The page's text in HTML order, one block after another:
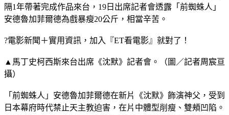
隔1年帶著完成作品來台，19日出席記者會透露「前蜘蛛人」
安德魯加菲爾德為戲暴瘦20公斤，相當辛苦。
?電影新聞＋實用資訊，加入『ET看電影』就對了！
▲馬丁史柯西斯來台出席《沈默》記者會。（圖／記者周宸亘
攝）
「前蜘蛛人」安德魯加菲爾德在新片《沈默》飾演神父，受到
日本幕府時代禁止天主教迫害，在片中體型削瘦、雙頰凹陷。